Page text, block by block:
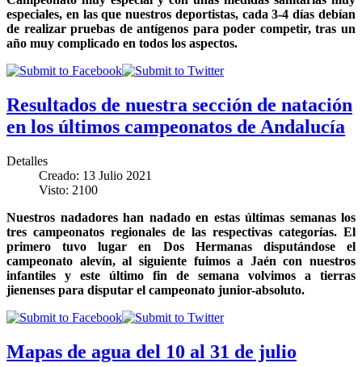
especiales, en las que nuestros deportistas, cada 3-4 días debían
de realizar pruebas de antígenos para poder competir, tras un
año muy complicado en todos los aspectos.
Resultados de nuestra sección de natación
en los últimos campeonatos de Andalucía
Detalles
Creado: 13 Julio 2021
Visto: 2100
Nuestros nadadores han nadado en estas últimas semanas los
tres campeonatos regionales de las respectivas categorías. El
primero tuvo lugar en Dos Hermanas disputándose el
campeonato alevín, al siguiente fuimos a Jaén con nuestros
infantiles y este último fin de semana volvimos a tierras
jienenses para disputar el campeonato junior-absoluto.
Mapas de agua del 10 al 31 de julio